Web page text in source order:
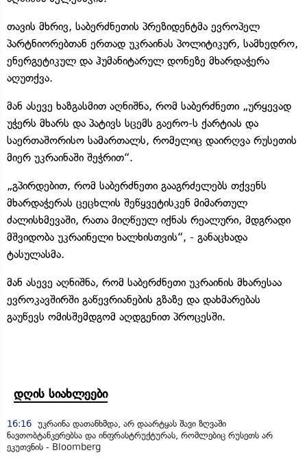
თავის მხრივ, საბერძნეთის პრეზიდენტმა ევროპელ
პარტნიორებთან ერთად უკრაინას პოლიტიკურ, სამხედრო,
ენერგეტიკულ და ჰუმანიტარულ დონეზე მხარდაჭერა
აღუთქვა.
მან ასევე ხაზგასმით აღნიშნა, რომ საბერძნეთი „ურყევად
უჭერს მხარს და პატივს სცემს გაერო-ს ქარტიას და
საერთაშორისო სამართალს, რომელიც დაირღვა რუსეთის
მიერ უკრაინაში შეჭრით“.
„გპირდებით, რომ საბერძნეთი გააგრძელებს თქვენს
მხარდაჭერას ცეცხლის შეწყვეტისკენ მიმართულ
ძალისხმევაში, რათა მიღწეულ იქნას რეალური, მდგრადი
მშვიდობა უკრაინელი ხალხისთვის“, - განაცხადა
ტასულასმა.
მან ასევე აღნიშნა, რომ საბერძნეთი უკრაინის მხარესაა
ევროკავშირში გაწევრიანების გზაზე და დახმარებას
გაუწევს ომისშემდგომ აღდგენით პროცესში.
დღის სიახლეები
16:16 უკრაინა დათანხმდა, არ დაარტყას შავი ზღვაში
ნავთობტანკერებსა და ინფრასტრუქტურას, რომლებიც რუსეთს არ
ეკუთვნის - Bloomberg